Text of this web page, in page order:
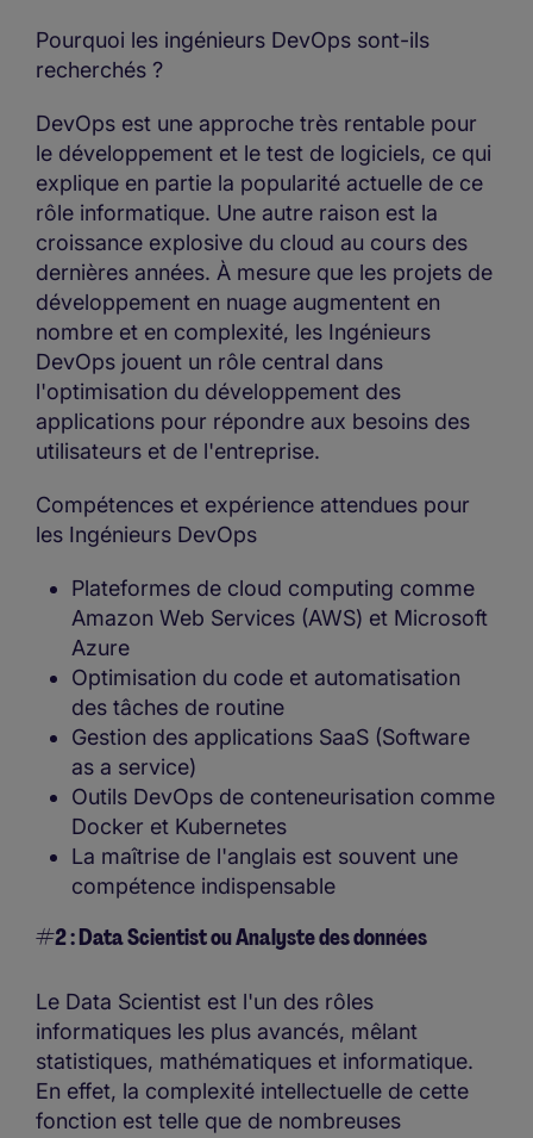
Pourquoi les ingénieurs DevOps sont-ils
recherchés ?
DevOps est une approche très rentable pour
le développement et le test de logiciels, ce qui
explique en partie la popularité actuelle de ce
rôle informatique. Une autre raison est la
croissance explosive du cloud au cours des
dernières années. À mesure que les projets de
développement en nuage augmentent en
nombre et en complexité, les Ingénieurs
DevOps jouent un rôle central dans
l'optimisation du développement des
applications pour répondre aux besoins des
utilisateurs et de l'entreprise.
Compétences et expérience attendues pour
les Ingénieurs DevOps
Plateformes de cloud computing comme
Amazon Web Services (AWS) et Microsoft
Azure
Optimisation du code et automatisation
des tâches de routine
Gestion des applications SaaS (Software
as a service)
Outils DevOps de conteneurisation comme
Docker et Kubernetes
La maîtrise de l'anglais est souvent une
compétence indispensable
#2 : Data Scientist ou Analyste des données
Le Data Scientist est l'un des rôles
informatiques les plus avancés, mêlant
statistiques, mathématiques et informatique.
En effet, la complexité intellectuelle de cette
fonction est telle que de nombreuses